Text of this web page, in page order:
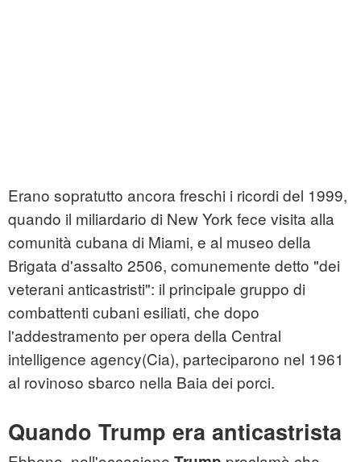
Erano sopratutto ancora freschi i ricordi del 1999,
quando il miliardario di New York fece visita alla
comunità cubana di Miami, e al museo della
Brigata d'assalto 2506, comunemente detto "dei
veterani anticastristi": il principale gruppo di
combattenti cubani esiliati, che dopo
l'addestramento per opera della Central
intelligence agency(Cia), parteciparono nel 1961
al rovinoso sbarco nella Baia dei porci.
Quando Trump era anticastrista